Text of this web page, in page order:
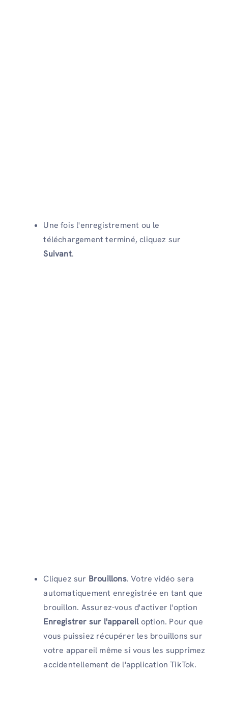
Une fois l'enregistrement ou le
téléchargement terminé, cliquez sur
Suivant.
Cliquez sur Brouillons. Votre vidéo sera
automatiquement enregistrée en tant que
brouillon. Assurez-vous d'activer l'option
Enregistrer sur l'appareiloption. Pour que
vous puissiez récupérer les brouillons sur
votre appareil même si vous les supprimez
accidentellement de l'application TikTok.